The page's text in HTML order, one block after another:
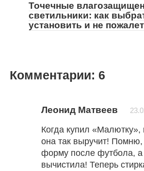
Точечные
светильники: как
установить и не
Комментарии: 6
Леонид Матвеев
Когда купил
она так выручит! Помню,
форму после футбола, а
вычистила! Теперь